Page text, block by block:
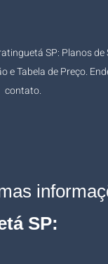
SP: Planos de
e Tabela de Preço.
contato.
SP: